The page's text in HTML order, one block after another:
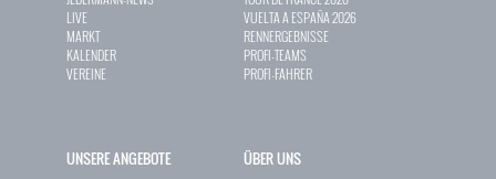
LIVE
MARKT
KALENDER
VEREINE
VUELTA A ESPAÑA 2026
RENNERGEBNISSE
PROFI-TEAMS
PROFI-FAHRER
UNSERE ANGEBOTE ÜBER UNS